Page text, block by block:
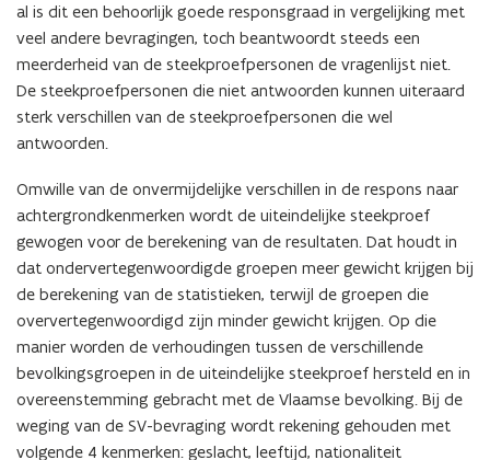
al is dit een behoorlijk goede responsgraad in vergelijking met
veel andere bevragingen, toch beantwoordt steeds een
meerderheid van de steekproefpersonen de vragenlijst niet.
De steekproefpersonen die niet antwoorden kunnen uiteraard
sterk verschillen van de steekproefpersonen die wel
antwoorden.
Omwille van de onvermijdelijke verschillen in de respons naar
achtergrondkenmerken wordt de uiteindelijke steekproef
gewogen voor de berekening van de resultaten. Dat houdt in
dat ondervertegenwoordigde groepen meer gewicht krijgen bij
de berekening van de statistieken, terwijl de groepen die
oververtegenwoordigd zijn minder gewicht krijgen. Op die
manier worden de verhoudingen tussen de verschillende
bevolkingsgroepen in de uiteindelijke steekproef hersteld en in
overeenstemming gebracht met de Vlaamse bevolking. Bij de
weging van de SV-bevraging wordt rekening gehouden met
volgende 4 kenmerken: geslacht, leeftijd, nationaliteit